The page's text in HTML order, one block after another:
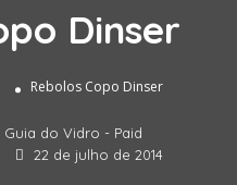
Dinser
Rebolos Copo Dinser
Guia do Vidro - Paid
22 de julho de 2014